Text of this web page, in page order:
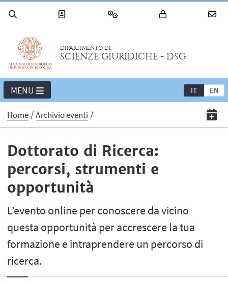
DIPARTIMENTO DI
SCIENZE GIURIDICHE - DSG
IT EN
MENU
Home Archivio eventi
Dottorato di Ricerca:
percorsi, strumenti e
opportunità
L’evento online per conoscere da vicino
questa opportunità per accrescere la tua
formazione e intraprendere un percorso di
ricerca.